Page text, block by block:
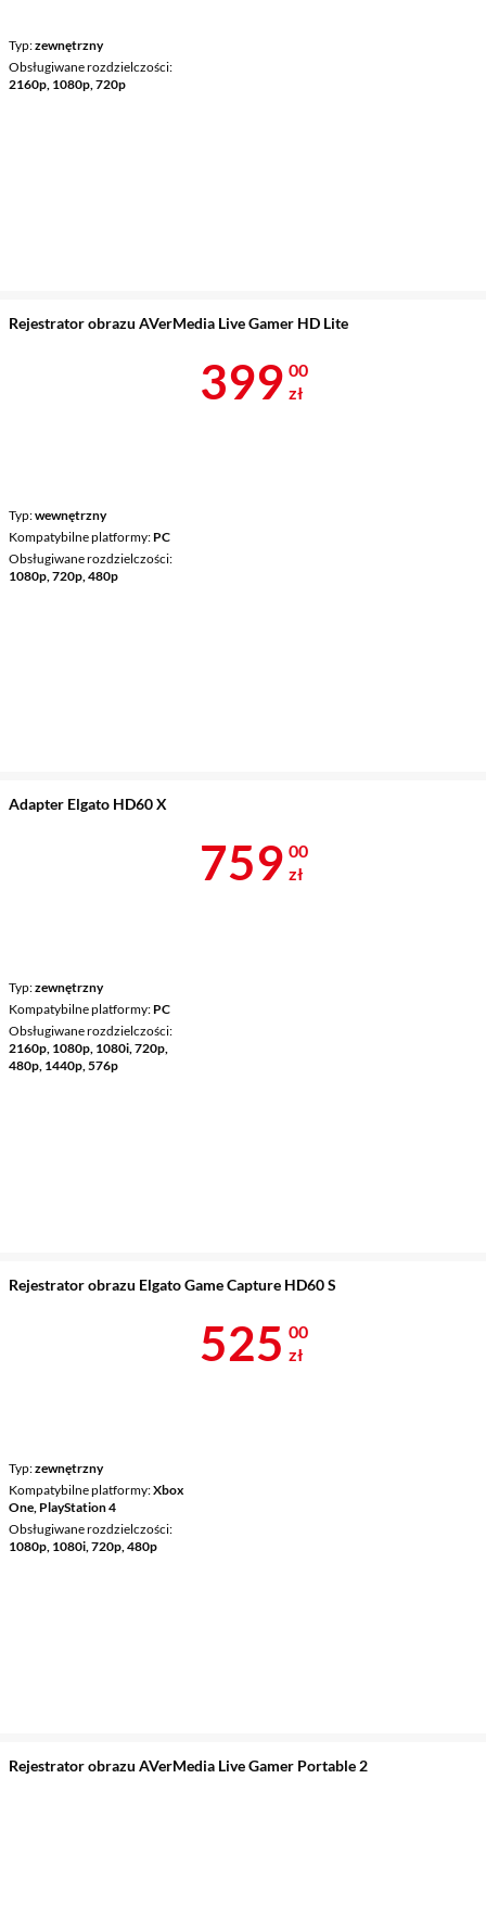
Typ zewnętrzny
Obsługiwane rozdzielczości
2160p, 1080p, 720p
Rejestrator obrazu AVerMedia Live Gamer HD Lite
Typ wewnętrzny
Kompatybilne platformy PC
Obsługiwane rozdzielczości
1080p, 720p, 480p
Cena 399 zł
399 00
zł
Adapter Elgato HD60 X
Typ zewnętrzny
Kompatybilne platformy PC
Obsługiwane rozdzielczości
2160p, 1080p, 1080i, 720p,
480p, 1440p, 576p
Cena 759 zł
759 00
zł
Rejestrator obrazu Elgato Game Capture HD60 S
Typ zewnętrzny
Kompatybilne platformy Xbox
One, PlayStation 4
Obsługiwane rozdzielczości
1080p, 1080i, 720p, 480p
Cena 525 zł
525 00
zł
Rejestrator obrazu AVerMedia Live Gamer Portable 2